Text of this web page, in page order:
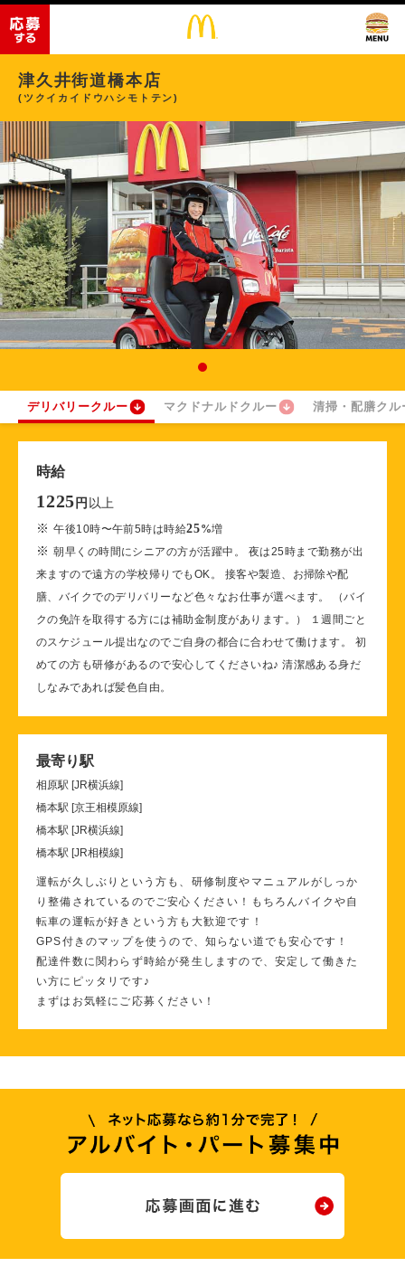
津久井街道橋本店
(ツクイカイドウハシモトテン)
デリバリークルー マクドナルドクルー 清掃・配膳クル
時給
1225 円 以上
※午後10時〜午前5時は時給25%増
※朝早くの時間にシニアの方が活躍中。 夜は25時まで勤務が出
来ますので遠方の学校帰りでもOK。 接客や製造、お掃除や配
膳、バイクでのデリバリーなど色々なお仕事が選べます。 （バイ
クの免許を取得する方には補助金制度があります。） １週間ごと
のスケジュール提出なのでご自身の都合に合わせて働けます。 初
めての方も研修があるので安心してくださいね♪ 清潔感ある身だ
しなみであれば髪色自由。
最寄り駅
相原駅 [JR横浜線]
橋本駅 [京王相模原線]
橋本駅 [JR横浜線]
橋本駅 [JR相模線]
運転が久しぶりという方も、研修制度やマニュアルがしっか
り整備されているのでご安心ください！もちろんバイクや自
転車の運転が好きという方も大歓迎です！
GPS付きのマップを使うので、知らない道でも安心です！
配達件数に関わらず時給が発生しますので、安定して働きた
い方にピッタリです♪
まずはお気軽にご応募ください！